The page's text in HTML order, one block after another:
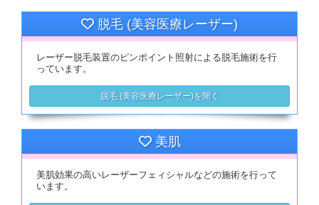
脱毛 (美容医療レーザー)
レーザー脱毛装置のピンポイント照射による脱毛施術を行
っています。
脱毛 (美容医療レーザー)を開く
美肌
美肌効果の高いレーザーフェィシャルなどの施術を行って
います。